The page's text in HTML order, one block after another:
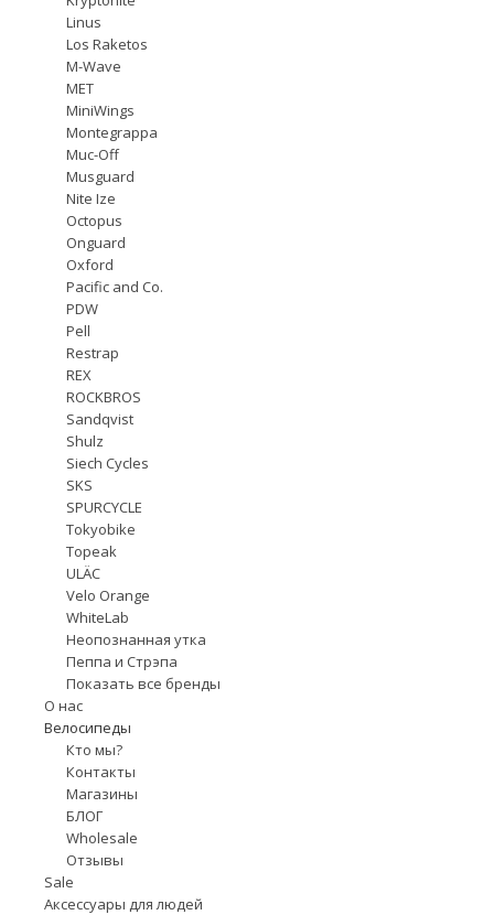
Linus
Los Raketos
M-Wave
MET
MiniWings
Montegrappa
Muc-Off
Musguard
Nite Ize
Octopus
Onguard
Oxford
Pacific and Co.
PDW
Pell
Restrap
REX
ROCKBROS
Sandqvist
Shulz
Siech Cycles
SKS
SPURCYCLE
Tokyobike
Topeak
ULÄC
Velo Orange
WhiteLab
Неопознанная утка
Пеппа и Стрэпа
Показать все бренды
О нас
Велосипеды
Кто мы?
Контакты
Магазины
БЛОГ
Wholesale
Отзывы
Sale
Аксессуары для людей